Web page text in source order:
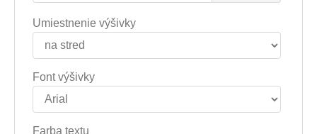
Umiestnenie výšivky
Font výšivky
Farba textu